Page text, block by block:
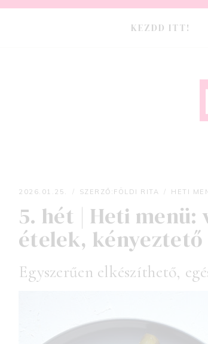
Skip
KEZDD ITT!
Földi Rita
CIKKEK
2026.01.25. SZERZŐ: FÖLDI RITA HETI
5. hét | Heti
ételek, kényeztető
Egyszerűen elkészíthető,